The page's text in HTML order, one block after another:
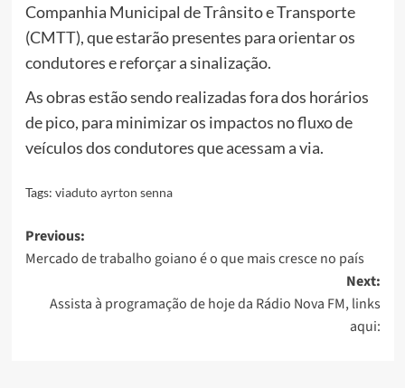
Companhia Municipal de Trânsito e Transporte
(CMTT), que estarão presentes para orientar os
condutores e reforçar a sinalização.
As obras estão sendo realizadas fora dos horários
de pico, para minimizar os impactos no fluxo de
veículos dos condutores que acessam a via.
Tags: viaduto ayrton senna
Post
navigation
Previous:
Mercado de trabalho goiano é o que mais cresce no país
Next:
Assista à programação de hoje da Rádio Nova FM, links
aqui: